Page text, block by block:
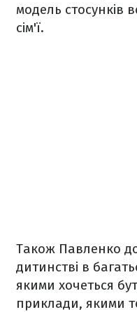
модель стосунків
сім'ї.
Також Павленко
дитинстві в
якими хочеться
приклади, якими